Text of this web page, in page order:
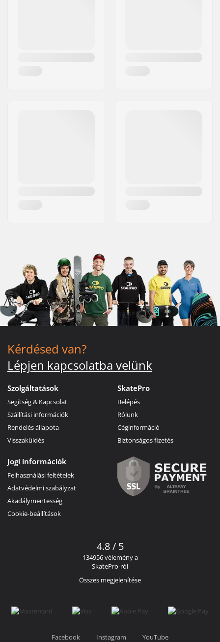
Kérdésed van?
Lépjen kapcsolatba velünk
Szolgáltatások
Segítség & Kapcsolat
Szállítási információk
Rendelés állapota
Visszaküldés
SkatePro
Belépés
Rólunk
Céginformáció
Biztonságos fizetés
Jogi információk
Felhasználási feltételek
Adatvédelmi szabályzat
Akadálymentesség
Cookie-beállítások
4.8 / 5
134956 vélemény a
SkatePro-ról
Összes megjelenítése
Facebook Instagram YouTube